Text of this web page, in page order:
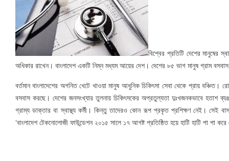
বিশ্বের প্রতিটি দেশের মানুষের
অধিকার রাখেন। বাংলাদেশ একটি নিম্ন মধ্যম আয়ের দেশ। দেশের ৮৫ ভাগ মানুষ গ্রাম
বর্তমান বাংলাদেশের অগনিত খেটে খাওয়া মানুষ আধুনিক চিকিৎসা সেবা থেকে প্রায়
বসবাস করছে। দেশের জনসংখ্যার তুলনায় চিকিৎসকের অপ্রতুল্যতা দুঃখজনকভাবে হতাশ
গ্রাম্য ডাক্তার বা স্বাস্থ্য কর্মী। কিন্তু তাদেরও কোন রূপ প্রকৃত প্রশিক্ষণ নেই। সেই
‘বাংলাদেশ টেকনোলোজী ফাউন্ডেশন ২০১৫ সালে ১৭ আগষ্ট প্রতিষ্ঠিত হয়ে হাটি হাটি পা পা